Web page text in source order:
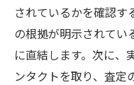
されているかを確認す
の根拠が明示されてい
に直結します。次に、
ンタクトを取り、査定